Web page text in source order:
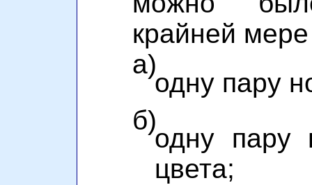
крайней мере
а)
одну пару
б)
одну пару
цвета;